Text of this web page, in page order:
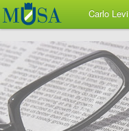
Carlo Levi